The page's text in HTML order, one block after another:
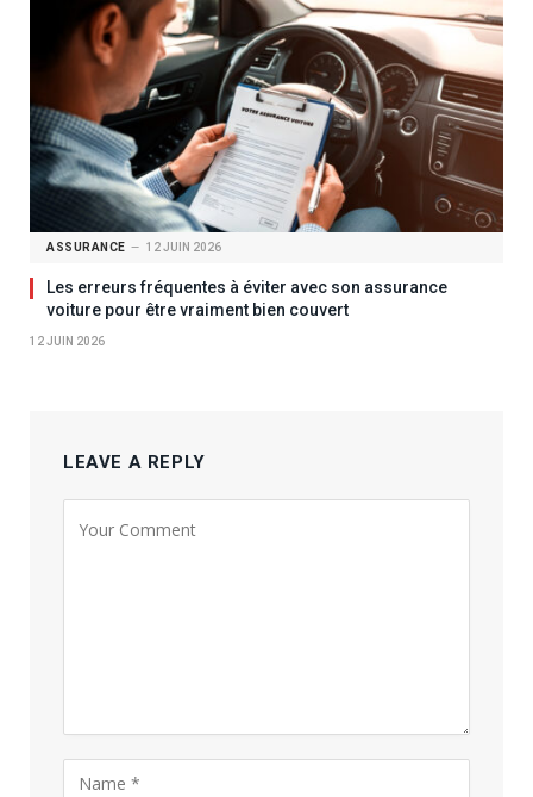
ASSURANCE 12 JUIN 2026
Les erreurs fréquentes à éviter avec son assurance
voiture pour être vraiment bien couvert
12 JUIN 2026
LEAVE A REPLY